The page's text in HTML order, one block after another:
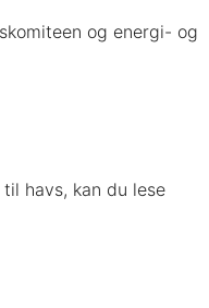
og energi- og
havs, kan du lese